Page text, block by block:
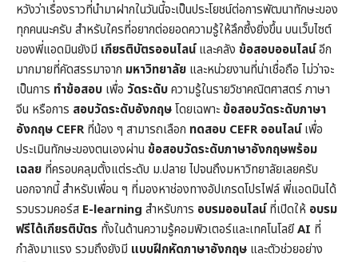
หวังว่าเรื่องราวที่นำมาฝากในวันนี้จะเป็นประโยชน์ต่อการพัฒนาทักษะของ
ทุกคนนะครับ สำหรับใครที่อยากต่อยอดความรู้ให้ลึกซึ้งยิ่งขึ้น บนเว็บไซต์
ของพี่แอดมินยังมี เกียรติบัตรออนไลน์และคลัง ข้อสอบออนไลน์อีก
มากมายที่คัดสรรมาจาก มหาวิทยาลัย และหน่วยงานที่น่าเชื่อถือ ไม่ว่าจะ
เป็นการ ทำข้อสอบ เพื่อ วัดระดับความรู้ในรายวิชาคณิตศาสตร์ภาษา
จีน หรือการ สอบวัดระดับอังกฤษโดยเฉพาะข้อสอบวัดระดับภาษา
อังกฤษ CEFRที่น้อง ๆ สามารถเลือก ทดสอบ CEFR ออนไลน์เพื่อ
ประเมินทักษะของตนเองผ่าน ข้อสอบวัดระดับภาษาอังกฤษพร้อม
เฉลย ที่ครอบคลุมตั้งแต่ระดับ ม.ปลาย ไปจนถึงมหาวิทยาลัยเลยครับ
นอกจากนี้ สำหรับเพื่อน ๆ ที่มองหาช่องทางอัปเกรดโปรไฟล์ พี่แอดมินได้
รวบรวมคอร์ส E-learning สำหรับการ อบรมออนไลน์ที่เปิดให้ อบรม
ฟรีได้เกียรติบัตร ทั้งในด้านความรู้คอมพิวเตอร์และเทคโนโลยีAI ที่
กำลังมาแรง รวมถึงยังมี แบบฝึกหัดภาษาอังกฤษ และตัวช่วยอย่าง